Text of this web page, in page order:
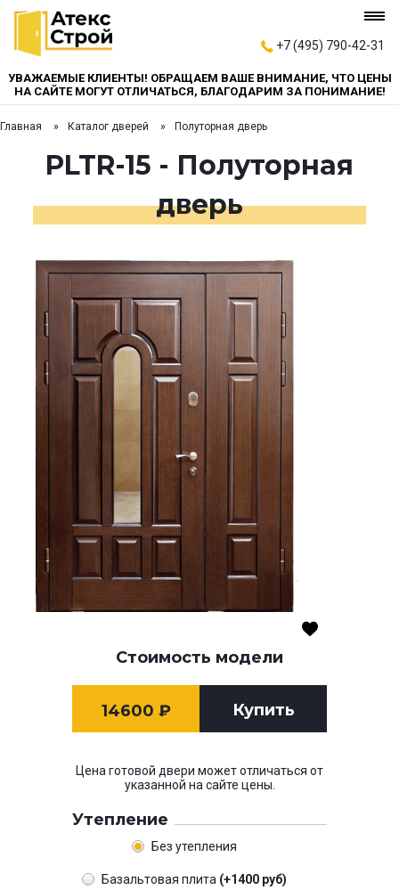
+7 (495) 790-42-31
УВАЖАЕМЫЕ КЛИЕНТЫ! ОБРАЩАЕМ ВАШЕ ВНИМАНИЕ, ЧТО ЦЕНЫ
НА САЙТЕ МОГУТ ОТЛИЧАТЬСЯ, БЛАГОДАРИМ ЗА ПОНИМАНИЕ!
Главная Каталог дверей Полуторная дверь
PLTR-15 - Полуторная
дверь
Стоимость модели
14600 ₽ Купить
Цена готовой двери может отличаться от
указанной на сайте цены.
Утепление
Без утепления
Базальтовая плита (+1400 руб)